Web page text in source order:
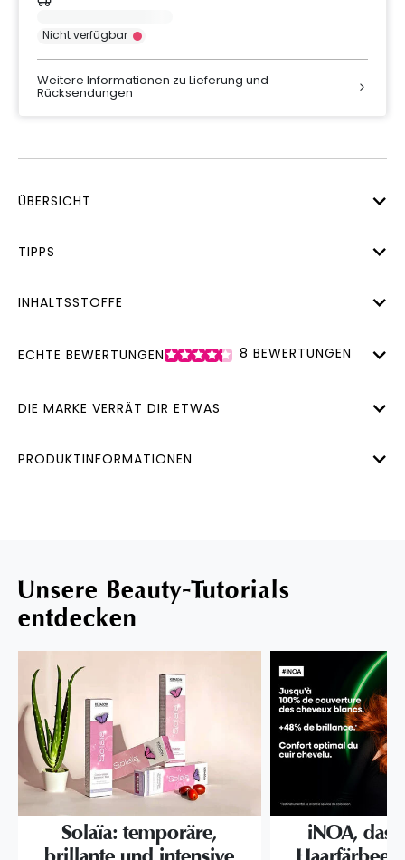
Nicht verfügbar
Weitere Informationen zu Lieferung und
Rücksendungen
ÜBERSICHT
TIPPS
INHALTSSTOFFE
ECHTE BEWERTUNGEN 8 BEWERTUNGEN
DIE MARKE VERRÄT DIR ETWAS
PRODUKTINFORMATIONEN
Unsere Beauty-Tutorials
entdecken
Solaïa: temporäre,
iNOA, das